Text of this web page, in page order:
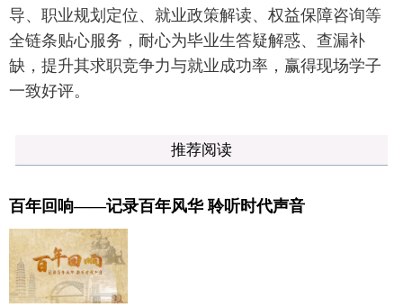
导、职业规划定位、就业政策解读、权益保障咨询等
全链条贴心服务，耐心为毕业生答疑解惑、查漏补
缺，提升其求职竞争力与就业成功率，赢得现场学子
一致好评。
推荐阅读
百年回响——记录百年风华 聆听时代声音